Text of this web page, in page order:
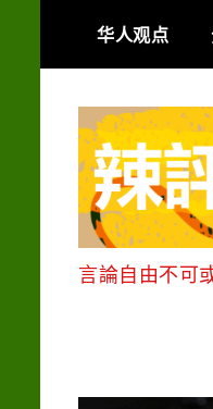
content
华人观点
言論自由不可